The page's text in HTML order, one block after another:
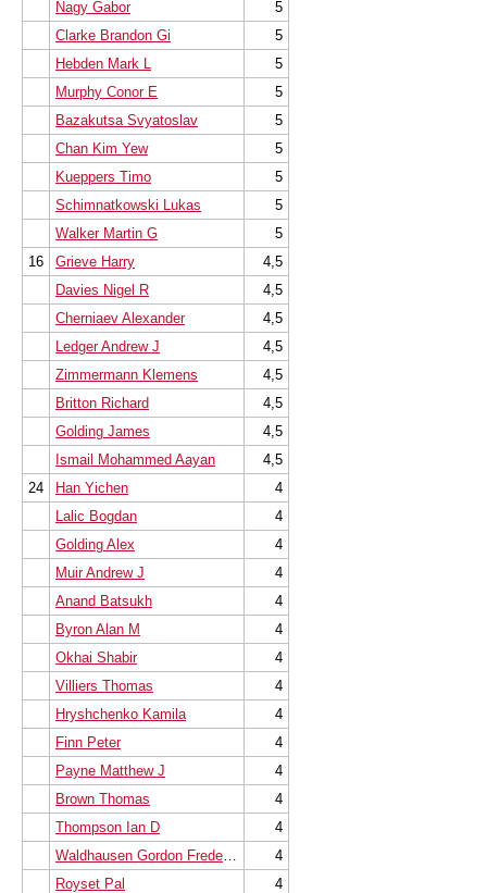
Nagy Gabor
5
Clarke Brandon Gi
5
Hebden Mark L
5
Murphy Conor E
5
Bazakutsa Svyatoslav
5
Chan Kim Yew
5
Kueppers Timo
5
Schimnatkowski Lukas
5
Walker Martin G
5
16
Grieve Harry
4,5
Davies Nigel R
4,5
Cherniaev Alexander
4,5
Ledger Andrew J
4,5
Zimmermann Klemens
4,5
Britton Richard
4,5
Golding James
4,5
Ismail Mohammed Aayan
4,5
24
Han Yichen
4
Lalic Bogdan
4
Golding Alex
4
Muir Andrew J
4
Anand Batsukh
4
Byron Alan M
4
Okhai Shabir
4
Villiers Thomas
4
Hryshchenko Kamila
4
Finn Peter
4
Payne Matthew J
4
Brown Thomas
4
Thompson Ian D
4
Waldhausen Gordon Frederick
4
Royset Pal
4